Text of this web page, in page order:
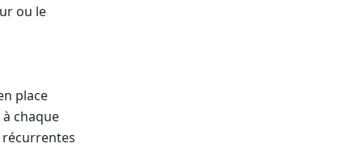
ou le
place
chaque
récurrentes